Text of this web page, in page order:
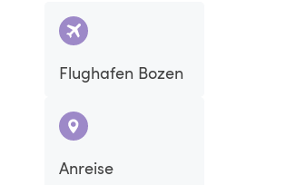
Flughafen Bozen
Anreise